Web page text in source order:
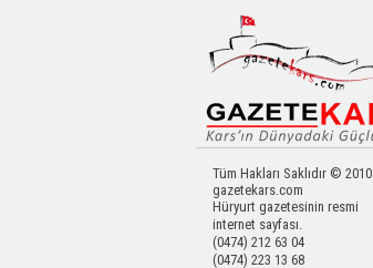
Tüm Hakları Saklıdır © 2010
gazetekars.com
Hüryurt gazetesinin resmi
internet sayfası.
(0474) 212 63 04
(0474) 223 13 68